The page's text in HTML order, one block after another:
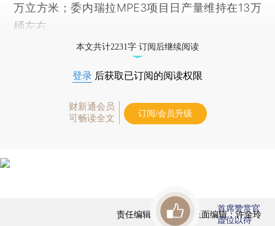
万立方米；委内瑞拉MPE3项目日产量维持在13万
桶左右。
本文共计2231字 订阅后继续阅读
登录 后获取已订阅的阅读权限
财新通会员
可畅读全文
订阅/会员升级
责任编辑：范若虹 | 版面编辑：许金玲
首席赞赏官
虚位以待